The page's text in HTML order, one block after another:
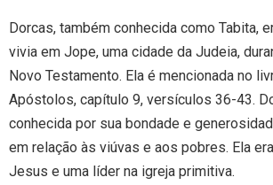
Dorcas, também conhecida como Tabita,
vivia em Jope, uma cidade da Judeia,
Novo Testamento. Ela é mencionada no
Apóstolos, capítulo 9, versículos 36-43.
conhecida por sua bondade e
em relação às viúvas e aos pobres. Ela
Jesus e uma líder na igreja primitiva.